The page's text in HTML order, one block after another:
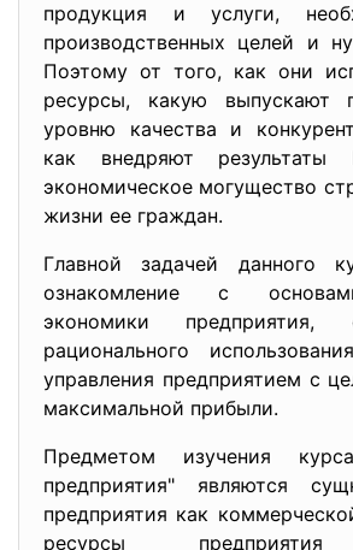
продукция и услуги,
производственных целей и
Поэтому от того, как они
ресурсы, какую выпускают
уровню качества и
как внедряют результаты
экономическое могущество
жизни ее граждан.
Главной задачей данного
ознакомление с
экономики
рационального
управления предприятием с
максимальной прибыли.
Предметом изучения
предприятия" являются
предприятия как
ресурсы